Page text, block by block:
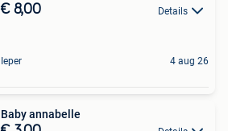
€ 8,00 Details
Ieper 4 aug 26
Baby annabelle